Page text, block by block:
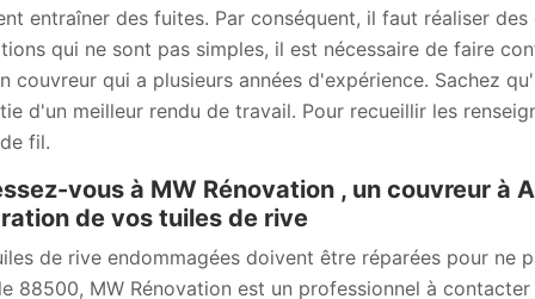
entraîner des fuites. Par conséquent, il faut réaliser
qui ne sont pas simples, il est nécessaire de faire
couvreur qui a plusieurs années d'expérience. Sachez
d'un meilleur rendu de travail. Pour recueillir les
fil.
vous à MW Rénovation , un couvreur à
de vos tuiles de rive
de rive endommagées doivent être réparées pour ne
88500, MW Rénovation est un professionnel à